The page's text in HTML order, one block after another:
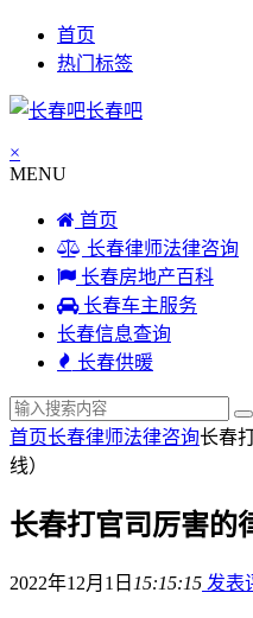
首页
热门标签
长春吧
×
MENU
首页
长春律师法律咨询
长春房地产百科
长春车主服务
长春信息查询
长春供暖
首页长春律师法律咨询长春
线）
长春打官司厉害的
2022年12月1日 15:15:15 发表